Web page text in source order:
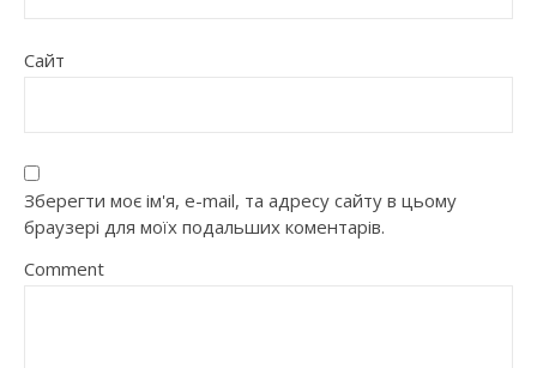
Сайт
Зберегти моє ім'я, e-mail, та адресу сайту в цьому
браузері для моїх подальших коментарів.
Comment